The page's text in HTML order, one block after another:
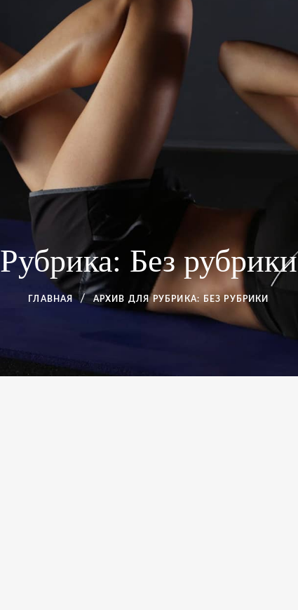
Рубрика: Без рубрики
ГЛАВНАЯ АРХИВ ДЛЯ РУБРИКА: БЕЗ РУБРИКИ